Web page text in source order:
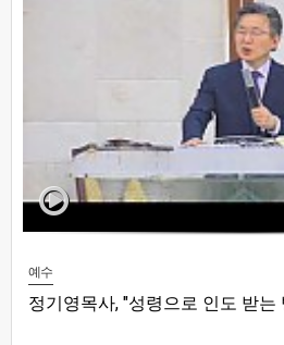
예수
정기영목사, "성령으로 인도 받